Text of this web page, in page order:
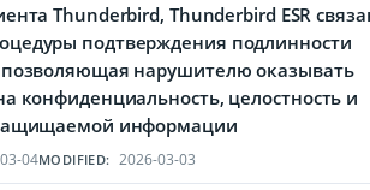
Thunderbird, Thunderbird ESR
подтверждения подлинности
позволяющая нарушителю оказывать
конфиденциальность, целостность и
информации
04MODIFIED: 2026-03-03